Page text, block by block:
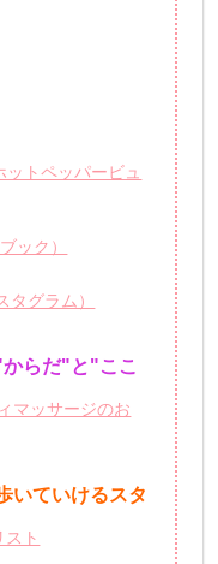
ットペッパービュ
ック）
グラム）
らだ"と"ここ
マッサージのお
いていけるスタ
スト